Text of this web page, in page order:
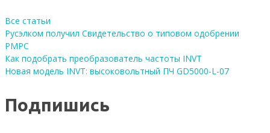
Все статьи
Русэлком получил Свидетельство о типовом одобрении
РМРС
Как подобрать преобразователь частоты INVT
Новая модель INVT: высоковольтный ПЧ GD5000-L-07
Подпишись